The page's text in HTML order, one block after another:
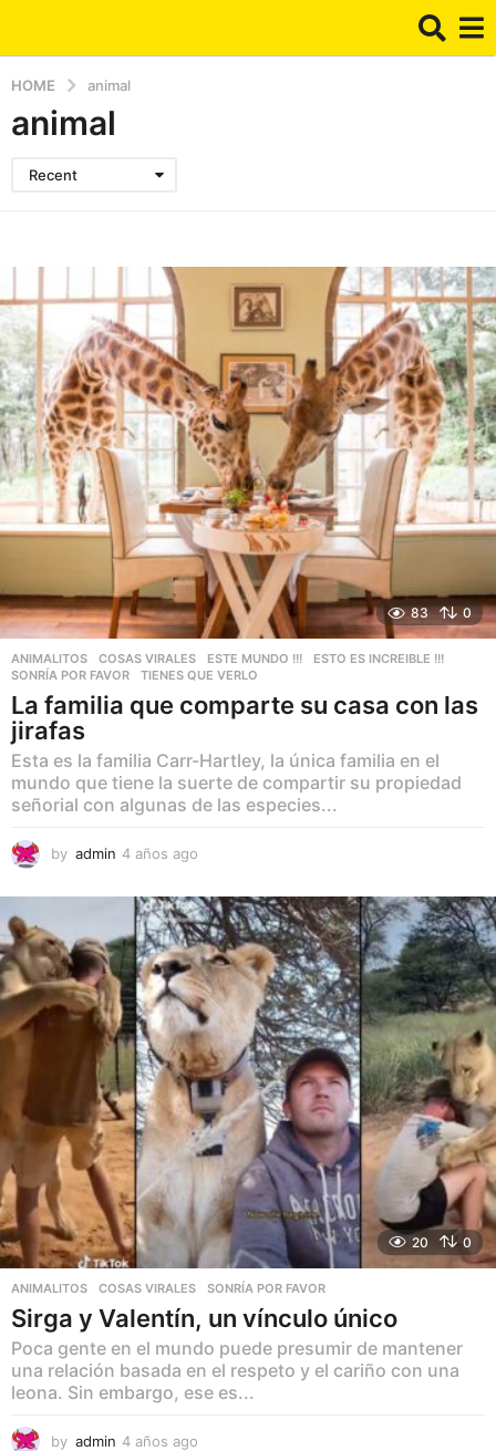
HOME animal
animal
Recent
83 0
ANIMALITOS ,COSAS VIRALES ,ESTE MUNDO !!! ,ESTO ES INCREIBLE !!!
SONRÍA POR FAVOR
,TIENES QUE VERLO
La familia que comparte su casa con las
jirafas
Esta es la familia Carr-Hartley, la única familia en el
mundo que tiene la suerte de compartir su propiedad
señorial con algunas de las especies...
by admin 4 años ago
ñ
o
s
a
g
o
20 0
ANIMALITOS ,COSAS VIRALES ,SONRÍA POR FAVOR
Sirga y Valentín, un vínculo único
Poca gente en el mundo puede presumir de mantener
una relación basada en el respeto y el cariño con una
leona. Sin embargo, ese es...
by admin 4 años ago